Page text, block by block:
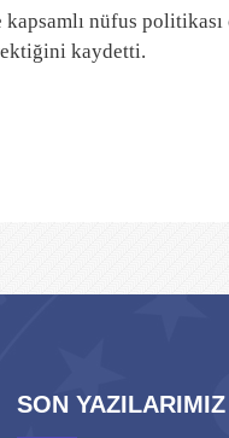
nüfus
kaydetti.
SON YAZILARIMIZ